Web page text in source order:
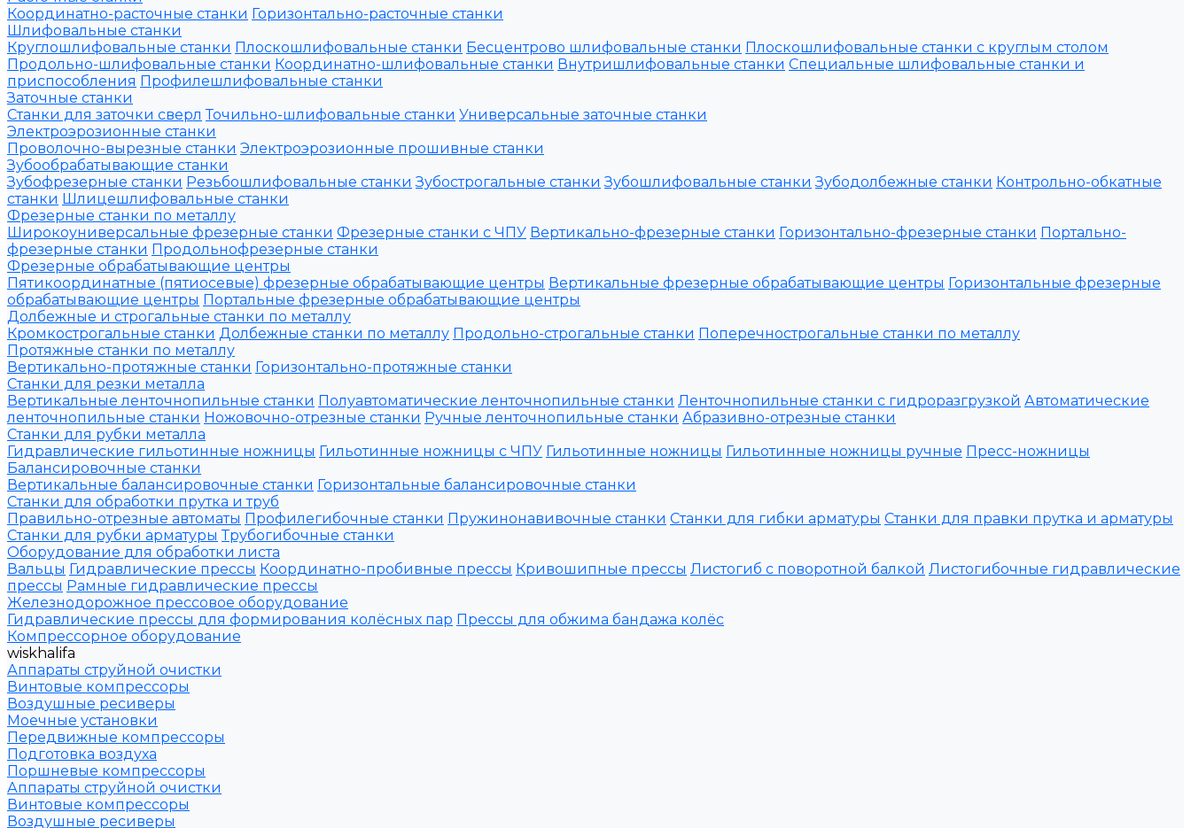
Координатно-расточные станки Горизонтально-расточные станки
Шлифовальные станки
Круглошлифовальные станки Плоскошлифовальные станки Бесцентрово шлифовальные станки Плоскошлифовальные станки с круглым столом
Продольно-шлифовальные станки Координатно-шлифовальные станки Внутришлифовальные станки Специальные шлифовальные станки и
приспособления Профилешлифовальные станки
Заточные станки
Станки для заточки сверл Точильно-шлифовальные станки Универсальные заточные станки
Электроэрозионные станки
Проволочно-вырезные станки Электроэрозионные прошивные станки
Зубообрабатывающие станки
Зубофрезерные станки Резьбошлифовальные станки Зубострогальные станки Зубошлифовальные станки Зубодолбежные станки Контрольно-обкатные
станки Шлицешлифовальные станки
Фрезерные станки по металлу
Широкоуниверсальные фрезерные станки Фрезерные станки с ЧПУ Вертикально-фрезерные станки Горизонтально-фрезерные станки Портально-
фрезерные станки Продольнофрезерные станки
Фрезерные обрабатывающие центры
Пятикоординатные (пятиосевые) фрезерные обрабатывающие центры Вертикальные фрезерные обрабатывающие центры Горизонтальные фрезерные
обрабатывающие центры Портальные фрезерные обрабатывающие центры
Долбежные и строгальные станки по металлу
Кромкострогальные станки Долбежные станки по металлу Продольно-строгальные станки Поперечнострогальные станки по металлу
Протяжные станки по металлу
Вертикально-протяжные станки Горизонтально-протяжные станки
Станки для резки металла
Вертикальные ленточнопильные станки Полуавтоматические ленточнопильные станки Ленточнопильные станки с гидроразгрузкой Автоматические
ленточнопильные станки Ножовочно-отрезные станки Ручные ленточнопильные станки Абразивно-отрезные станки
Станки для рубки металла
Гидравлические гильотинные ножницы Гильотинные ножницы с ЧПУ Гильотинные ножницы Гильотинные ножницы ручные Пресс-ножницы
Балансировочные станки
Вертикальные балансировочные станки Горизонтальные балансировочные станки
Станки для обработки прутка и труб
Правильно-отрезные автоматы Профилегибочные станки Пружинонавивочные станки Станки для гибки арматуры Станки для правки прутка и арматуры
Станки для рубки арматуры Трубогибочные станки
Оборудование для обработки листа
Вальцы Гидравлические прессы Координатно-пробивные прессы Кривошипные прессы Листогиб с поворотной балкой Листогибочные гидравлические
прессы Рамные гидравлические прессы
Железнодорожное прессовое оборудование
Гидравлические прессы для формирования колёсных пар Прессы для обжима бандажа колёс
Компрессорное оборудование
wiskhalifa
Аппараты струйной очистки
Винтовые компрессоры
Воздушные ресиверы
Моечные установки
Передвижные компрессоры
Подготовка воздуха
Поршневые компрессоры
Аппараты струйной очистки
Винтовые компрессоры
Воздушные ресиверы